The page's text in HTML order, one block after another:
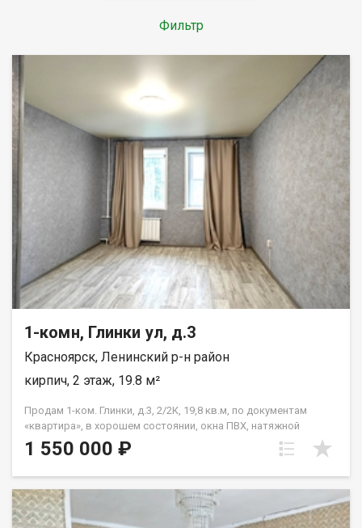
Фильтр
1-комн, Глинки ул, д.3
Красноярск, Ленинский р-н район
кирпич, 2 этаж, 19.8 м²
Продам 1-ком. Глинки, д.3, 2/2К, 19,8 кв.м, по документам
«квартира», в хорошем состоянии, окна ПВХ, натяжной
потолок, на полу линолеум, совмещенный санузел. Квартира
не требует вложений, «заходи и живи». В шаговой
собственник, материнский капитал при покупке не
использовался, чистая продажа, цена 1550 т.р.
1 550 000 ₽